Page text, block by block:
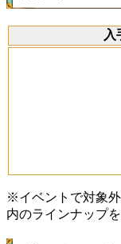
入
※イベントで対象
内のラインナップ